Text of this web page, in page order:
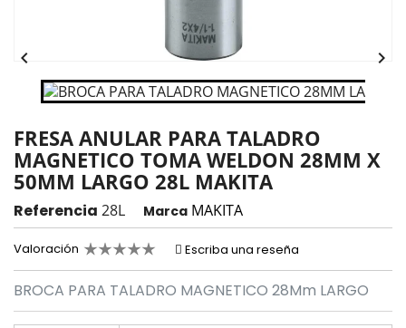
 
FRESA ANULAR PARA TALADRO
MAGNETICO TOMA WELDON 28MM X
50MM LARGO 28L MAKITA
Referencia 28L Marca MAKITA
Valoración Escriba una reseña
BROCA PARA TALADRO MAGNETICO 28Mm LARGO